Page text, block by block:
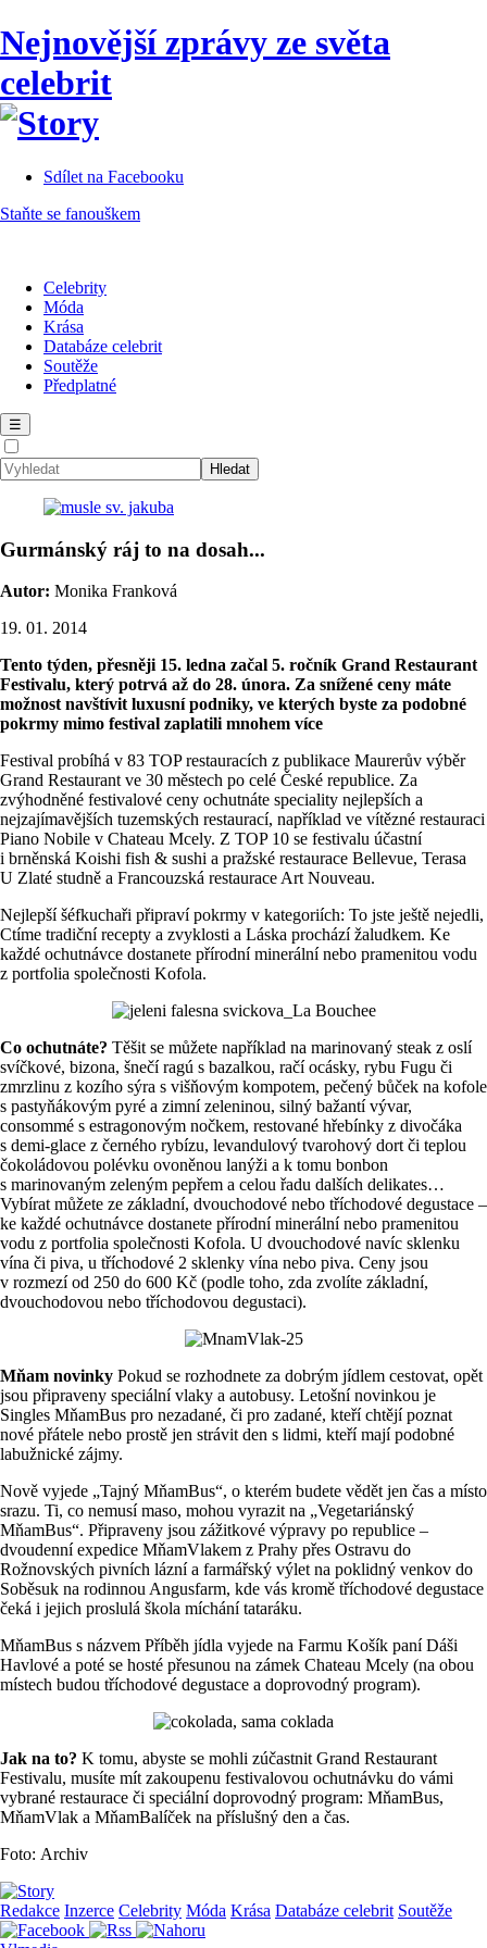
Nejnovější zprávy ze světa
celebrit
Sdílet na Facebooku
Staňte se fanouškem
Celebrity
Móda
Krása
Databáze celebrit
Soutěže
Předplatné
☰
Gurmánský ráj to na dosah...
Autor: Monika Franková
19. 01. 2014
Tento týden, přesněji 15. ledna začal 5. ročník Grand Restaurant
Festivalu, který potrvá až do 28. února. Za snížené ceny máte
možnost navštívit luxusní podniky, ve kterých byste za podobné
pokrmy mimo festival zaplatili mnohem více
Festival probíhá v 83 TOP restauracích z publikace Maurerův výběr
Grand Restaurant ve 30 městech po celé České republice. Za
zvýhodněné festivalové ceny ochutnáte speciality nejlepších a
nejzajímavějších tuzemských restaurací, například ve vítězné restauraci
Piano Nobile v Chateau Mcely. Z TOP 10 se festivalu účastní
i brněnská Koishi fish & sushi a pražské restaurace Bellevue, Terasa
U Zlaté studně a Francouzská restaurace Art Nouveau.
Nejlepší šéfkuchaři připraví pokrmy v kategoriích: To jste ještě nejedli,
Ctíme tradiční recepty a zvyklosti a Láska prochází žaludkem. Ke
každé ochutnávce dostanete přírodní minerální nebo pramenitou vodu
z portfolia společnosti Kofola.
Co ochutnáte? Těšit se můžete například na marinovaný steak z oslí
svíčkové, bizona, šnečí ragú s bazalkou, račí ocásky, rybu Fugu či
zmrzlinu z kozího sýra s višňovým kompotem, pečený bůček na kofole
s pastyňákovým pyré a zimní zeleninou, silný bažantí vývar,
consommé s estragonovým nočkem, restované hřebínky z divočáka
s demi-glace z černého rybízu, levandulový tvarohový dort či teplou
čokoládovou polévku ovoněnou lanýži a k tomu bonbon
s marinovaným zeleným pepřem a celou řadu dalších delikates…
Vybírat můžete ze základní, dvouchodové nebo tříchodové degustace –
ke každé ochutnávce dostanete přírodní minerální nebo pramenitou
vodu z portfolia společnosti Kofola. U dvouchodové navíc sklenku
vína či piva, u tříchodové 2 sklenky vína nebo piva. Ceny jsou
v rozmezí od 250 do 600 Kč (podle toho, zda zvolíte základní,
dvouchodovou nebo tříchodovou degustaci).
Mňam novinky Pokud se rozhodnete za dobrým jídlem cestovat, opět
jsou připraveny speciální vlaky a autobusy. Letošní novinkou je
Singles MňamBus pro nezadané, či pro zadané, kteří chtějí poznat
nové přátele nebo prostě jen strávit den s lidmi, kteří mají podobné
labužnické zájmy.
Nově vyjede „Tajný MňamBus“, o kterém budete vědět jen čas a místo
srazu. Ti, co nemusí maso, mohou vyrazit na „Vegetariánský
MňamBus“. Připraveny jsou zážitkové výpravy po republice –
dvoudenní expedice MňamVlakem z Prahy přes Ostravu do
Rožnovských pivních lázní a farmářský výlet na poklidný venkov do
Soběsuk na rodinnou Angusfarm, kde vás kromě tříchodové degustace
čeká i jejich proslulá škola míchání tataráku.
MňamBus s názvem Příběh jídla vyjede na Farmu Košík paní Dáši
Havlové a poté se hosté přesunou na zámek Chateau Mcely (na obou
místech budou tříchodové degustace a doprovodný program).
Jak na to? K tomu, abyste se mohli zúčastnit Grand Restaurant
Festivalu, musíte mít zakoupenu festivalovou ochutnávku do vámi
vybrané restaurace či speciální doprovodný program: MňamBus,
MňamVlak a MňamBalíček na příslušný den a čas.
Foto: Archiv
Redakce Inzerce Celebrity Móda Krása Databáze celebrit Soutěže